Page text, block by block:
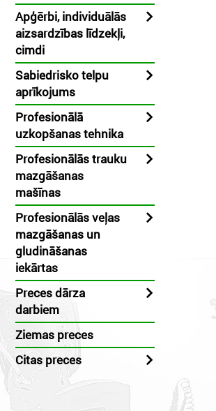
Apģērbi, individuālās
aizsardzības līdzekļi,
cimdi
Sabiedrisko telpu
aprīkojums
Profesionālā
uzkopšanas tehnika
Profesionālās trauku
mazgāšanas
mašīnas
Profesionālās veļas
mazgāšanas un
gludināšanas
iekārtas
Preces dārza
darbiem
Ziemas preces
Citas preces